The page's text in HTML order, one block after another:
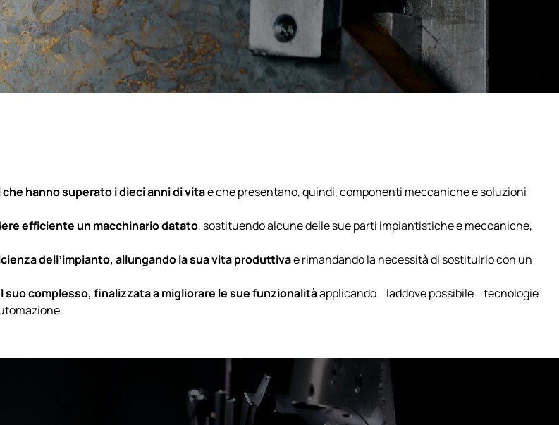
hanno superato i dieci anni di vitae che presentano, quindi, componenti meccaniche e soluzioni
efficiente un macchinario datato, sostituendo alcune delle sue parti impiantistiche e meccaniche,
dell’impianto, allungando la sua vita produttivae rimandando la necessità di sostituirlo con un
complesso, finalizzata a migliorare le sue funzionalitàapplicando – laddove possibile – tecnologie